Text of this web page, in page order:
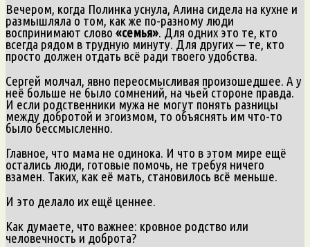
Вечером, когда Полинка уснула, Алина сидела на кухне и
размышляла о том, как же по-разному люди
воспринимают слово «семья». Для одних это те, кто
всегда рядом в трудную минуту. Для других — те, кто
просто должен отдать всё ради твоего удобства.
Сергей молчал, явно переосмысливая произошедшее. А у
неё больше не было сомнений, на чьей стороне правда.
И если родственники мужа не могут понять разницы
между добротой и эгоизмом, то объяснять им что-то
было бессмысленно.
Главное, что мама не одинока. И что в этом мире ещё
остались люди, готовые помочь, не требуя ничего
взамен. Таких, как её мать, становилось всё меньше.
И это делало их ещё ценнее.
Как думаете, что важнее: кровное родство или
человечность и доброта?